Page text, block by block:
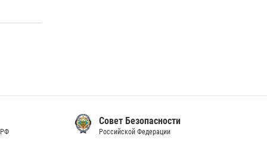
Совет Безопасности
Российской Федерации